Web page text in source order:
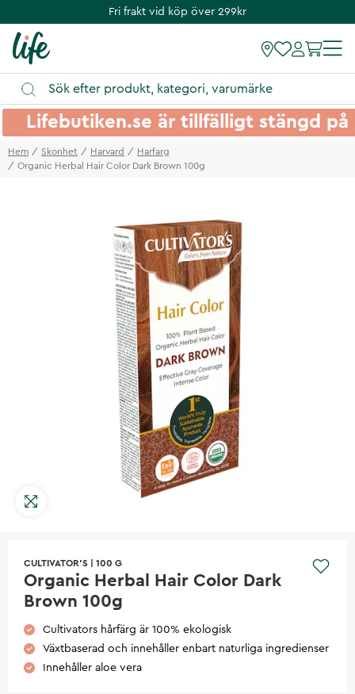
Fri frakt vid köp över 299kr
Lifebutiken.se är tillfälligt stängd
Hem Skonhet Harvard
Harfarg
Organic Herbal Hair Color Dark Brown 100g
CULTIVATOR'S 100 G
Organic Herbal Hair Color Dark
Brown 100g
Cultivators hårfärg är 100% ekologisk
Växtbaserad och innehåller enbart naturliga ingredienser
Innehåller aloe vera